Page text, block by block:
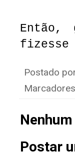
Então,
fizesse
Postado
Postar